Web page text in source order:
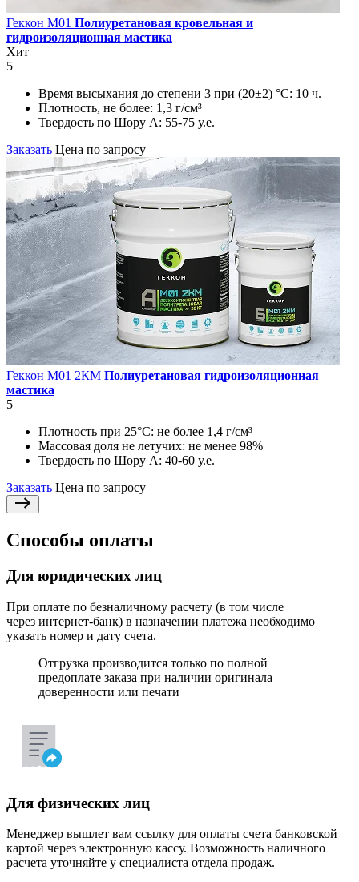
Геккон М01 Полиуретановая кровельная и
гидроизоляционная мастика
Хит
5
Время высыхания до степени 3 при (20±2) °С: 10 ч.
Плотность, не более: 1,3 г/см³
Твердость по Шору А: 55-75 у.е.
Заказать Цена по запросу
Геккон М01 2КМ Полиуретановая гидроизоляционная
мастика
5
Плотность при 25°С: не более 1,4 г/см³
Массовая доля не летучих: не менее 98%
Твердость по Шору А: 40-60 у.е.
Заказать Цена по запросу
Способы оплаты
Для юридических лиц
При оплате по безналичному расчету (в том числе
через интернет-банк) в назначении платежа необходимо
указать номер и дату счета.
Отгрузка производится только по полной
предоплате заказа при наличии оригинала
доверенности или печати
Для физических лиц
Менеджер вышлет вам ссылку для оплаты счета банковской
картой через электронную кассу. Возможность наличного
расчета уточняйте у специалиста отдела продаж.